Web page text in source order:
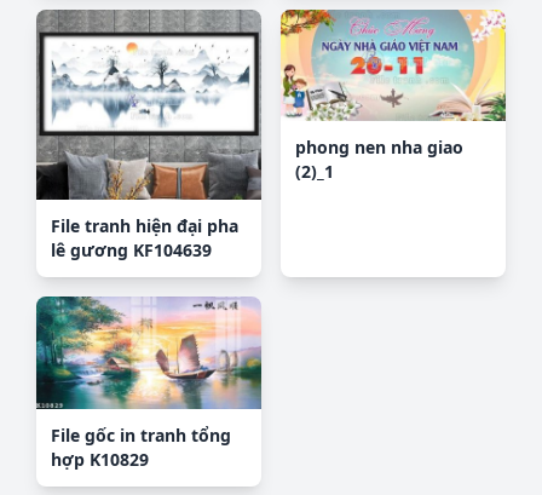
File tranh hiện đại pha
lê gương KF104639
phong nen nha giao
(2)_1
File gốc in tranh tổng
hợp K10829